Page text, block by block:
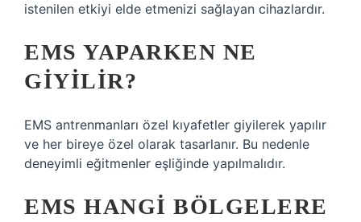
istenilen etkiyi elde etmenizi sağlayan cihazlardır.
EMS YAPARKEN NE
GIYILIR?
EMS antrenmanları özel kıyafetler giyilerek yapılır
ve her bireye özel olarak tasarlanır. Bu nedenle
deneyimli eğitmenler eşliğinde yapılmalıdır.
EMS HANGI BÖLGELERE